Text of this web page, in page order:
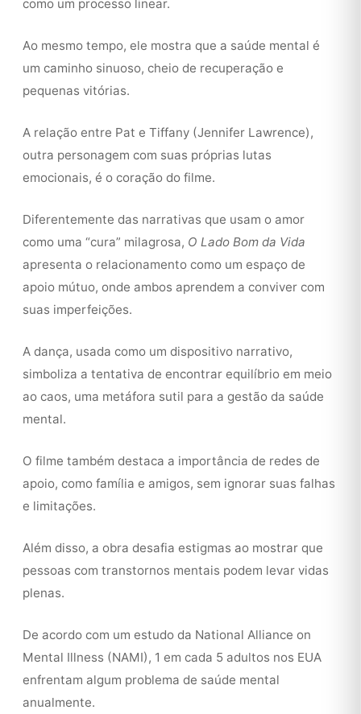
como um processo linear.
Ao mesmo tempo, ele mostra que a saúde mental é
um caminho sinuoso, cheio de recuperação e
pequenas vitórias.
A relação entre Pat e Tiffany (Jennifer Lawrence),
outra personagem com suas próprias lutas
emocionais, é o coração do filme.
Diferentemente das narrativas que usam o amor
como uma “cura” milagrosa, O Lado Bom da Vida
apresenta o relacionamento como um espaço de
apoio mútuo, onde ambos aprendem a conviver com
suas imperfeições.
A dança, usada como um dispositivo narrativo,
simboliza a tentativa de encontrar equilíbrio em meio
ao caos, uma metáfora sutil para a gestão da saúde
mental.
O filme também destaca a importância de redes de
apoio, como família e amigos, sem ignorar suas falhas
e limitações.
Além disso, a obra desafia estigmas ao mostrar que
pessoas com transtornos mentais podem levar vidas
plenas.
De acordo com um estudo da National Alliance on
Mental Illness (NAMI), 1 em cada 5 adultos nos EUA
enfrentam algum problema de saúde mental
anualmente.